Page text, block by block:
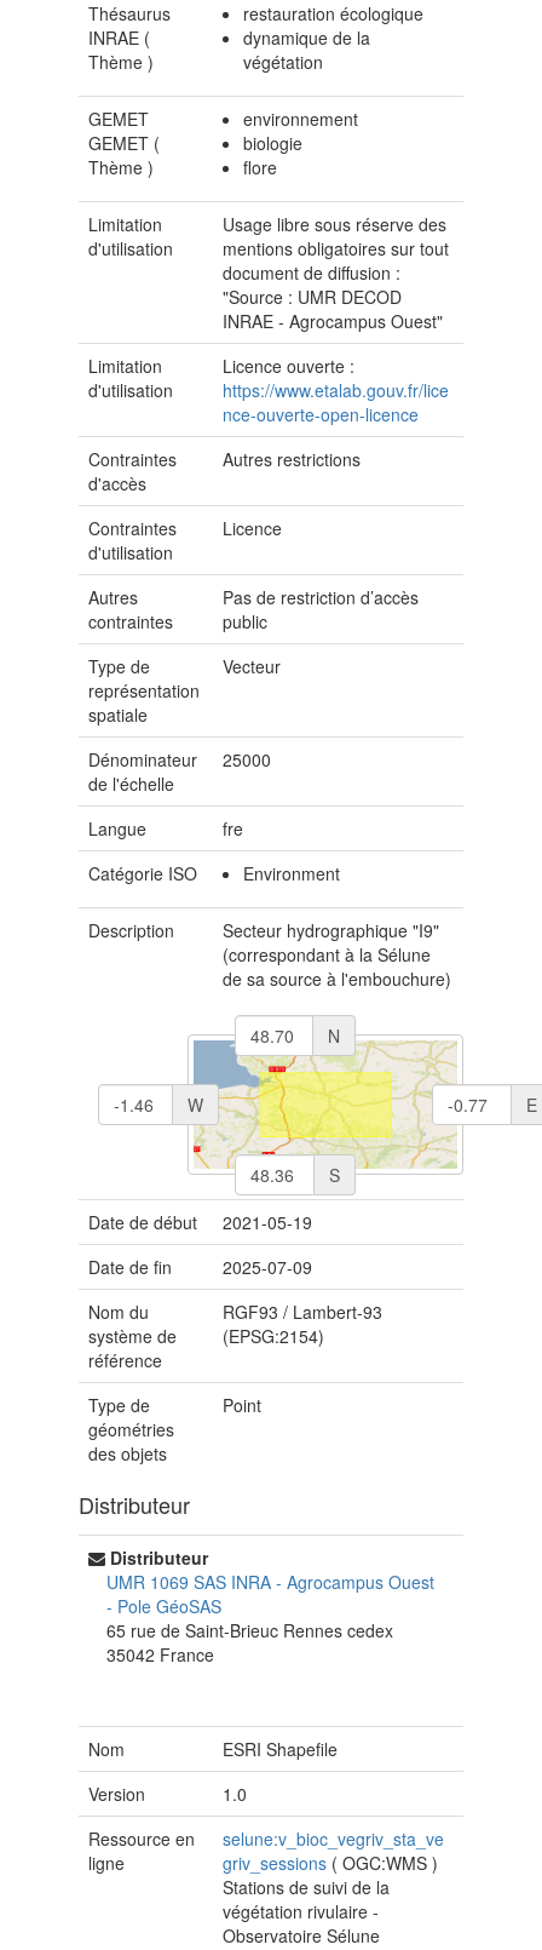
Thésaurus
INRAE (
Thème )
restauration écologique
dynamique de la
végétation
GEMET
GEMET (
Thème )
environnement
biologie
flore
Limitation
d'utilisation
Usage libre sous réserve des
mentions obligatoires sur tout
document de diffusion :
"Source : UMR DECOD
INRAE - Agrocampus Ouest"
Limitation
d'utilisation
Licence ouverte :
https://www.etalab.gouv.fr/lice
nce-ouverte-open-licence
Contraintes
d'accès
Autres restrictions
Contraintes
d'utilisation
Licence
Autres
contraintes
Pas de restriction d’accès
public
Type de
représentation
spatiale
Vecteur
Dénominateur
de l'échelle
25000
Langue
fre
Catégorie ISO
Environment
Description
Secteur hydrographique "I9"
(correspondant à la Sélune
de sa source à l'embouchure)
N
S
E
W
Date de début
2021-05-19
Date de fin
2025-07-09
Nom du
système de
référence
RGF93 / Lambert-93
(EPSG:2154)
Type de
géométries
des objets
Point
Distributeur
Distributeur
UMR 1069 SAS INRA - Agrocampus Ouest
- Pole GéoSAS
65 rue de Saint-Brieuc Rennes cedex
35042 France
Nom
ESRI Shapefile
Version
1.0
Ressource en
ligne
selune:v_bioc_vegriv_sta_ve
griv_sessions (OGC:WMS)
Stations de suivi de la
végétation rivulaire -
Observatoire Sélune